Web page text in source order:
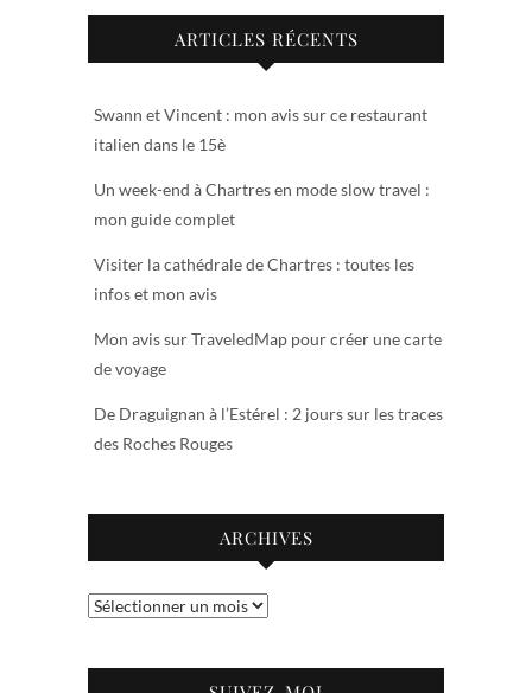
ARTICLES RÉCENTS
Swann et Vincent : mon avis sur ce restaurant
italien dans le 15è
Un week-end à Chartres en mode slow travel :
mon guide complet
Visiter la cathédrale de Chartres : toutes les
infos et mon avis
Mon avis sur TraveledMap pour créer une carte
de voyage
De Draguignan à l’Estérel : 2 jours sur les traces
des Roches Rouges
ARCHIVES
Archives